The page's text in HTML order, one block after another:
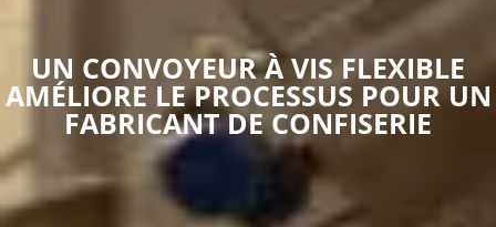
UN CONVOYEUR À VIS FLEXIBLE
AMÉLIORE LE PROCESSUS POUR UN
FABRICANT DE CONFISERIE